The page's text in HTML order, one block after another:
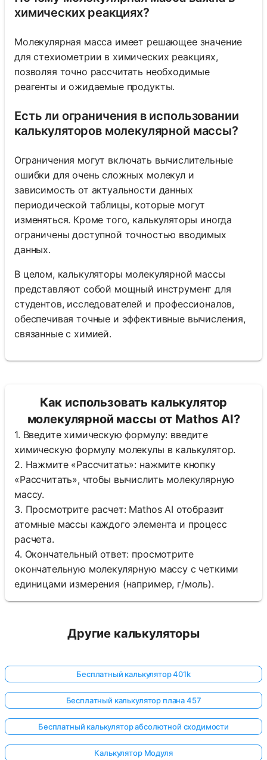
химических реакциях?
Молекулярная масса имеет решающее значение
для стехиометрии в химических реакциях,
позволяя точно рассчитать необходимые
реагенты и ожидаемые продукты.
Есть ли ограничения в использовании
калькуляторов молекулярной массы?
Ограничения могут включать вычислительные
ошибки для очень сложных молекул и
зависимость от актуальности данных
периодической таблицы, которые могут
изменяться. Кроме того, калькуляторы иногда
ограничены доступной точностью вводимых
данных.
В целом, калькуляторы молекулярной массы
представляют собой мощный инструмент для
студентов, исследователей и профессионалов,
обеспечивая точные и эффективные вычисления,
связанные с химией.
Как использовать калькулятор
молекулярной массы от Mathos AI?
1. Введите химическую формулу: введите
химическую формулу молекулы в калькулятор.
2. Нажмите «Рассчитать»: нажмите кнопку
«Рассчитать», чтобы вычислить молекулярную
массу.
3. Просмотрите расчет: Mathos AI отобразит
атомные массы каждого элемента и процесс
расчета.
4. Окончательный ответ: просмотрите
окончательную молекулярную массу с четкими
единицами измерения (например, г/моль).
Другие калькуляторы
Бесплатный калькулятор 401k
Бесплатный калькулятор плана 457
Бесплатный калькулятор абсолютной сходимости
Калькулятор Модуля